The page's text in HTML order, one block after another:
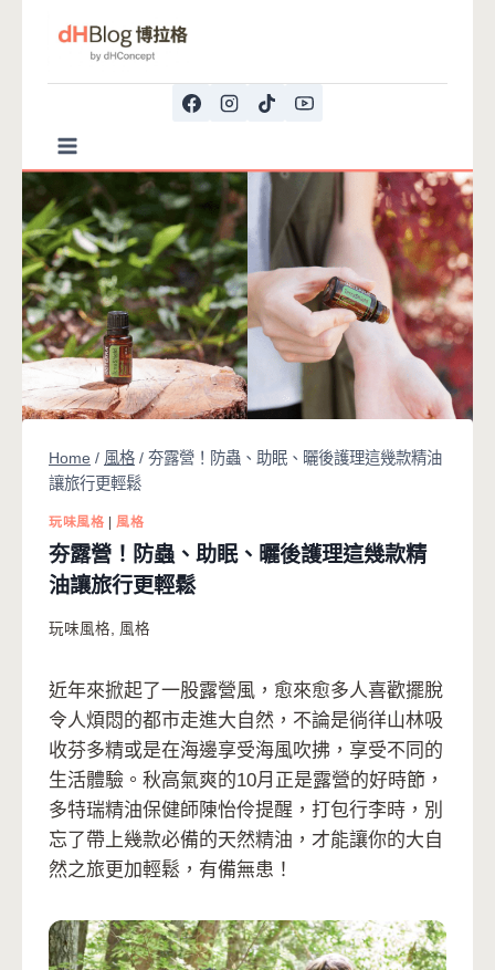
Home / 風格 / 夯露營！防蟲、助眠、曬後護理這幾款精油
讓旅行更輕鬆
玩味風格 |風格
夯露營！防蟲、助眠、曬後護理這幾款精
油讓旅行更輕鬆
玩味風格 風格
近年來掀起了一股露營風，愈來愈多人喜歡擺脫
令人煩悶的都市走進大自然，不論是徜徉山林吸
收芬多精或是在海邊享受海風吹拂，享受不同的
生活體驗。秋高氣爽的10月正是露營的好時節，
多特瑞精油保健師陳怡伶提醒，打包行李時，別
忘了帶上幾款必備的天然精油，才能讓你的大自
然之旅更加輕鬆，有備無患！